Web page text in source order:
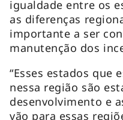
igualdade entre os
as diferenças
importante a ser
manutenção dos
“Esses estados que
nessa região são
desenvolvimento e
vão para essas